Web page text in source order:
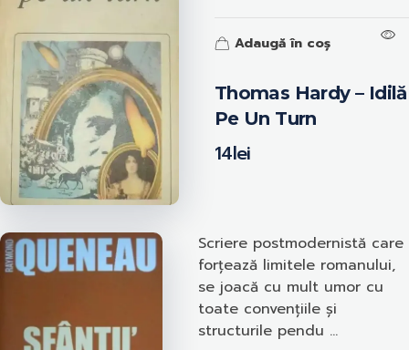
Thomas Hardy – Idilă
Pe Un Turn
14lei
Adaugă în coș
Scriere postmodernistă care
forțează limitele romanului,
se joacă cu mult umor cu
toate convențiile și
structurile pendu ...